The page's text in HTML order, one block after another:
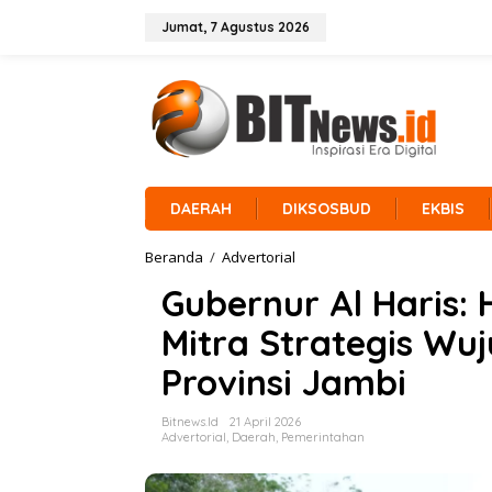
Jumat, 7 Agustus 2026
DAERAH DIKSOSBUD EKBIS
Beranda / Advertorial
b
e
r
n
A
l
a
Gubernur Al Haris:
Mitra Strategis
Provinsi Jambi
Bitnews.id
21 April 2026
Advertorial, Daerah, Pemerintahan